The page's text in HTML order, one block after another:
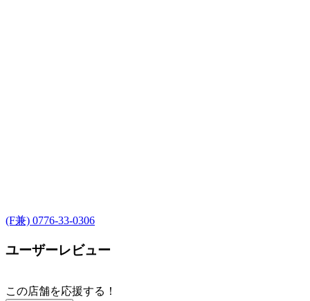
(F兼) 0776-33-0306
ユーザーレビュー
この店舗を応援する！